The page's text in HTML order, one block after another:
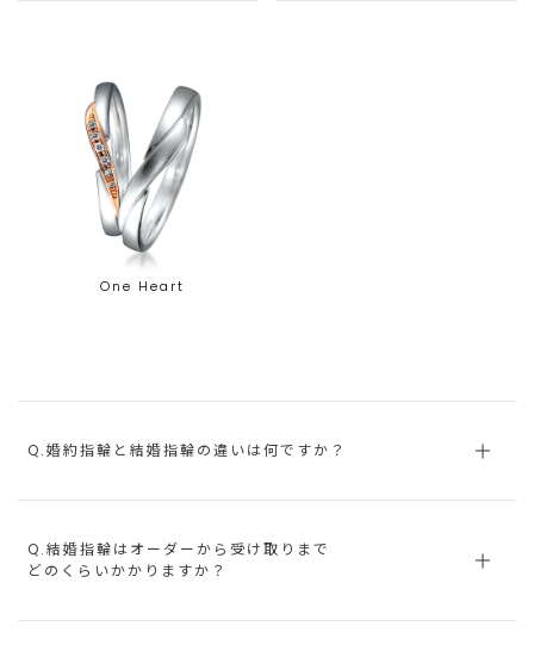
One Heart
Q.婚約指輪と結婚指輪の違いは何ですか？
Q.結婚指輪はオーダーから受け取りまで
どのくらいかかりますか？